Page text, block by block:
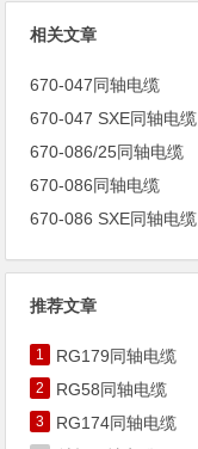
相关文章
670-047同轴电缆
670-047 SXE同轴电缆
670-086/25同轴电缆
670-086同轴电缆
670-086 SXE同轴电缆
推荐文章
1 RG179同轴电缆
2 RG58同轴电缆
3 RG174同轴电缆